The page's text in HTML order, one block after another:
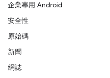
企業專用 Android
安全性
原始碼
新聞
網誌